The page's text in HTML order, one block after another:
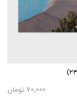
70,000 تومان